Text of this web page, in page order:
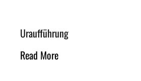
Uraufführung
Read More